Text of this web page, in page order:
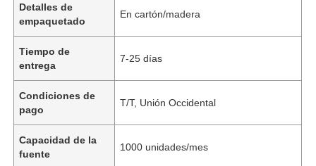
Detalles de
empaquetado
En cartón/madera
Tiempo de
entrega
7-25 días
Condiciones de
pago
T/T, Unión Occidental
Capacidad de la
fuente
1000 unidades/mes